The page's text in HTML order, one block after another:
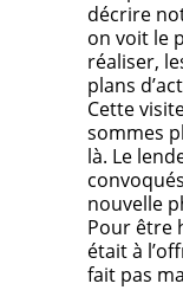
décrire
on voit le
réaliser,
plans
Cette
sommes
là. Le
nouvelle
Pour être
était à
fait pas